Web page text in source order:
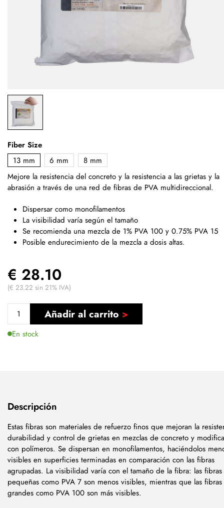
Fiber Size
13 mm
6 mm
8 mm
Mejore la resistencia del concreto y la resistencia a las grietas y la
abrasión a través de una red de fibras de PVA multidireccional.
Dispersar como monofilamentos
La visibilidad varía según el tamaño
Se recomienda una mezcla de 1% PVA 100 y 0.75% PVA 15
Posible endurecimiento de la mezcla a dosis altas.
€ 28.10
(€ 23.22 sin 21% IVA)
Añadir al carrito
En stock
Descripción
Estas fibras son materiales de refuerzo finos que mejoran la
durabilidad y control de grietas en mezclas de concreto y
con polímeros. Se dispersan en monofilamentos, haciéndolos
visibles en superficies terminadas en comparación con las fibras
agrupadas. La visibilidad varía con el tamaño de la fibra: las fibras
pequeñas como PVA 7 son menos visibles, mientras que las fibras
grandes como PVA 100 son más visibles.